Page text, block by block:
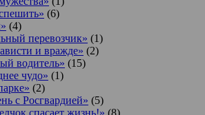
(6)
(4)
перевозчик» (1)
и вражде» (2)
водитель» (15)
чудо» (1)
(2)
с Росгвардией» (5)
спасает жизнь!» (8)